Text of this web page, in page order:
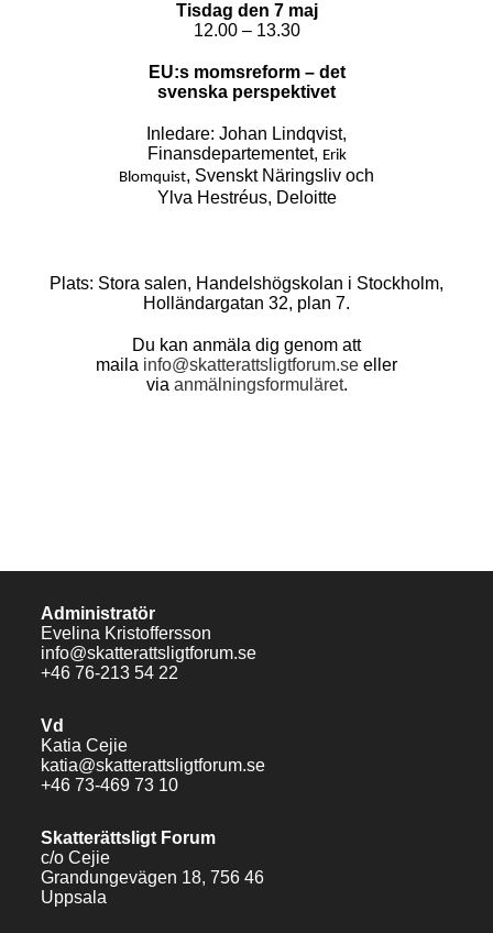
Tisdag den 7 maj
12.00 – 13.30
EU:s momsreform – det
svenska perspektivet
Inledare: Johan Lindqvist,
Finansdepartementet, Erik
Blomquist, Svenskt Näringsliv och
Ylva Hestréus, Deloitte
Plats: Stora salen, Handelshögskolan i Stockholm,
Holländargatan 32, plan 7.
Du kan anmäla dig genom att
maila info@skatterattsligtforum.se eller
via anmälningsformuläret.
Administratör
Evelina Kristoffersson
info@skatterattsligtforum.se
+46 76-213 54 22​
Vd
Katia Cejie
katia@skatterattsligtforum.se
+46 73-469 73 10​
Skatterättsligt Forum
c/o Cejie
Grandungevägen 18, 756 46
Uppsala